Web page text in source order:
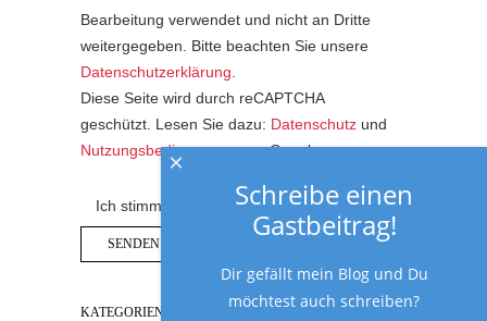
Bearbeitung verwendet und nicht an Dritte
weitergegeben. Bitte beachten Sie unsere
Datenschutzerklärung
Diese Seite wird durch reCAPTCHA
geschützt. Lesen Sie dazu: Datenschutz und
Nutzungsbedingungenvon Google.
Ich stimme der Datenschutzerklärung zu.
KATEGORIEN
Schreibe einen
Gastbeitrag!
Dir gefällt mein Blog und Du
möchtest auch schreiben?
×